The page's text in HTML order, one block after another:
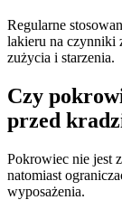
Regularne
lakieru na czynniki
zużycia i starzenia.
Czy
przed
Pokrowiec nie jest
natomiast
wyposażenia.